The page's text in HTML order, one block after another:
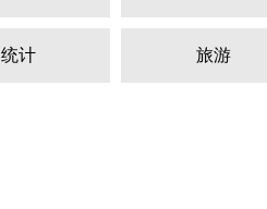
统计 旅游